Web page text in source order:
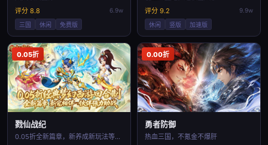
评分 8.8
6.9w
三国
休闲 免费版
评分 9.2
9.9w
休闲
竖版 加速版
0.05折
戮仙战纪
0.05折全新篇章，新养成新玩法等你探索
0.00折
勇者防御
热血三国，不氪金不爆肝